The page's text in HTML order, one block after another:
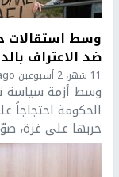
وسط استقالات
ضد الاعتراف
11 شهر، 2 أسبوعين ago
الحكومة احتجاجاً
حربها على غزة،